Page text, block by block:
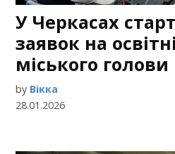
У Черкасах
заявок на
міського голови
by Вікка
28.01.2026